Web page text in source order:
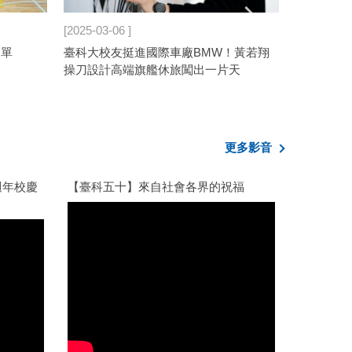
2025-03-06
臺科大校友挺進國際車廠BMW！黃若翔
操刀設計高端旗艦休旅闖出一片天
校慶 【臺科五十】來自社會各界的祝福
更多影音